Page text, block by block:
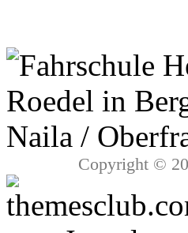
Copyright ©